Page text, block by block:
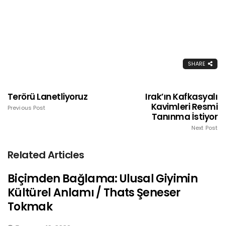
SHARE
Terörü Lanetliyoruz
Previous Post
Irak’ın Kafkasyalı
Kavimleri Resmi
Tanınma İstiyor
Next Post
Related Articles
Biçimden Bağlama: Ulusal Giyimin
Kültürel Anlamı / Thats Şeneser
Tokmak